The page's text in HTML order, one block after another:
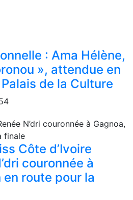
: Ama Hélène,
», attendue en
de la Culture
Côte d’Ivoire
couronnée à
en route pour la